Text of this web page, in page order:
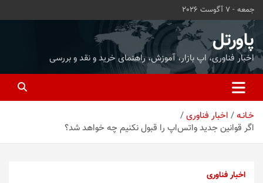
محتوا
بروید
جمعه - 7 آگوست 2026
پاورتل
اخبار فناوری، اپ بازار، آموزش، راهنمای خرید و نقد و بررسی
خـانـه
اخبار فناوری
اگر قوانین جدید واتس‌اپ را قبول نکنیم چه خواهد شد؟
اخبار فناوری